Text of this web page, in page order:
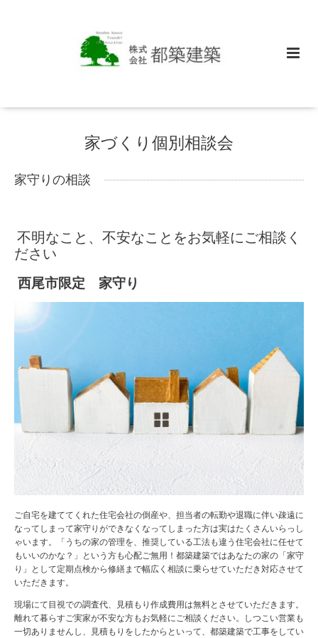
家づくり個別相談会
家守りの相談
不明なこと、不安なことをお気軽にご相談く
ださい
西尾市限定 家守り
ご自宅を建ててくれた住宅会社の倒産や、担当者の転勤や退職に伴い疎遠に
なってしまって家守りができなくなってしまった方は実はたくさんいらっし
ゃいます。「うちの家の管理を、推奨している工法も違う住宅会社に任せて
もいいのかな？」という方も心配ご無用！都築建築ではあなたの家の「家守
り」として定期点検から修繕まで幅広く相談に乗らせていただき対応させて
いただきます。
現場にて目視での調査代、見積もり作成費用は無料とさせていただきます。
離れて暮らすご実家が不安な方もお気軽にご相談ください。しつこい営業も
一切ありませんし、見積もりをしたからといって、都築建築で工事をしてい